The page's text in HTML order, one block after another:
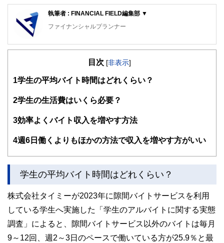
執筆者 : FINANCIAL FIELD編集部 ▼
ファイナンシャルプランナー
FinancialField編集部は、金融、経済に関する記事を、日々
知識がない方でも理解できるようわかりやすく発信していま
得者を中心に「お金や暮らし」に関する書籍・雑誌の編集経
験者で構成され、企画立案から記事掲載まですべての工程に
関わることで、読者目線のコンテンツを追求しています。
護士、税理士、宅地建物取引士、相続診断士、住宅ローンア
かしく感じられる年金や税金、相続、保険、ローンなどの話
をわかりやすく発信している点です。
執筆者・監修者による執筆体制を築くことで、内容のわかり
やすさはもちろんのこと、読み応えのあるコンテンツと確か
な情報発信を実現しています。
目次 [非表示]
1 学生の平均バイト時間はどれくらい？
2学生の生活費はいくら必要？
3効率よくバイト収入を増やす方法
4週6日働くよりもほかの方法で収入を増やす方がいい
学生の平均バイト時間はどれくらい？
株式会社タイミーが2023年に隙間バイトサービスを利用
している学生へ実施した「学生のアルバイトに関する実態
調査」によると、隙間バイトサービス以外のバイトは毎月
9～12回、週2～3日のペースで働いている方が25.9％と最